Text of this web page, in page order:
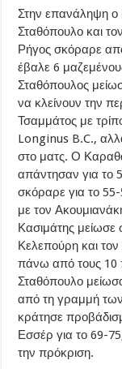
Στην επανάληψη ο
Σταθόπουλο και
Ρήγος σκόραρε
έβαλε 6
Σταθόπουλος
να κλείνουν την
Τσαμμάτος με
Longinus B.C.,
στο ματς. Ο
απάντησαν για το
σκόραρε για το
με τον
Κασιμάτης
Κελεπούρη και
πάνω από τους 10
Σταθόπουλο
από τη γραμμή
κράτησε
Εσσέρ για το 69-
την πρόκριση.